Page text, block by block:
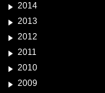
2014
2013
2012
2011
2010
2009